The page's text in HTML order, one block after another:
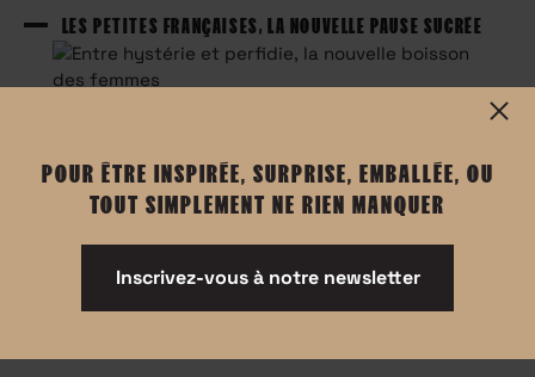
LES PETITES FRANÇAISES, LA NOUVELLE PAUSE SUCRÉE
ENTRE HYSTÉRIE ET PERFIDIE, LA NOUVELLE BOISSON DES
LES FRUITS DÉTENDUS, CROQUEZ POUR UN PETIT DÉJ
SAVOUREUX ET SEIN
POUR ÊTRE INSPIRÉE, SURPRISE, EMBALLÉE, OU
TOUT SIMPLEMENT NE RIEN MANQUER
Inscrivez-vous à notre newsletter